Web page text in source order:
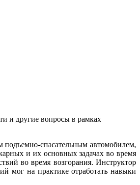
и другие вопросы в рамках
спасательным автомобилем,
и их основных задачах во время
во время возгорания. Инструктор
мог на практике отработать навыки